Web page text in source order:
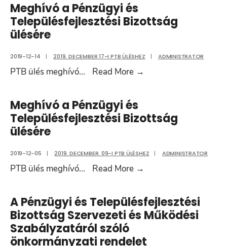
és
Meghívó a Pénzügyi és
Településfejlesztési Bizottság
ülésére
2019-12-14 | 2019. DECEMBER 17-I PTB ÜLÉSHEZ | ADMINISTRATOR
PTB ülés meghívó... Read More →
és
Településfejlesztési
ülésére
Meghívó a Pénzügyi és
Településfejlesztési Bizottság
ülésére
2019-12-05 | 2019. DECEMBER. 09-I PTB ÜLÉSHEZ | ADMINISTRATOR
PTB ülés meghívó... Read More →
Pénzügyi
és
Településfejlesztési
Bizottság
A Pénzügyi és Településfejlesztési
Bizottság Szervezeti és Működési
Szabályzatáról szóló
önkormányzati rendelet